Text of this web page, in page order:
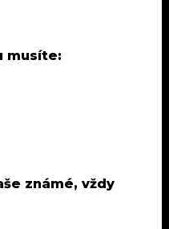
musíte:
známé, vždy